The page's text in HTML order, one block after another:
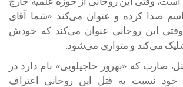
صدا کرده و عنوان می‌کند «شما آقای
این روحانی عنوان می‌کند که خودش
می‌کند و متواری می‌شود.
ضارب که «بهروز حاجیلویی» نام دارد در
خود نسبت به قتل این روحانی اعتراف